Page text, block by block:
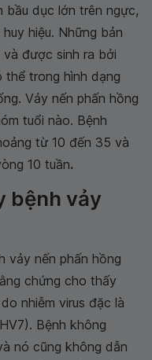
bầu dục lớn trên ngực,
hiệu. Những bản
được sinh ra bởi
thể trong hình dạng
Vảy nến phấn hồng
tuổi nào. Bệnh
từ 10 đến 35 và
10 tuần.
bệnh vảy
vảy nến phấn hồng
chứng cho thấy
nhiễm virus đặc là
Bệnh không
nó cũng không dẫn